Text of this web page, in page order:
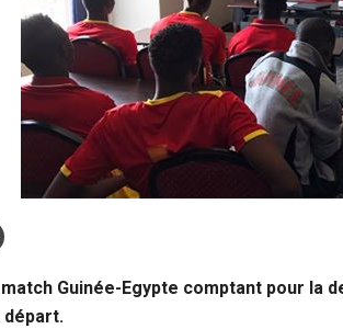
Guinée-Egypte comptant pour la
départ.